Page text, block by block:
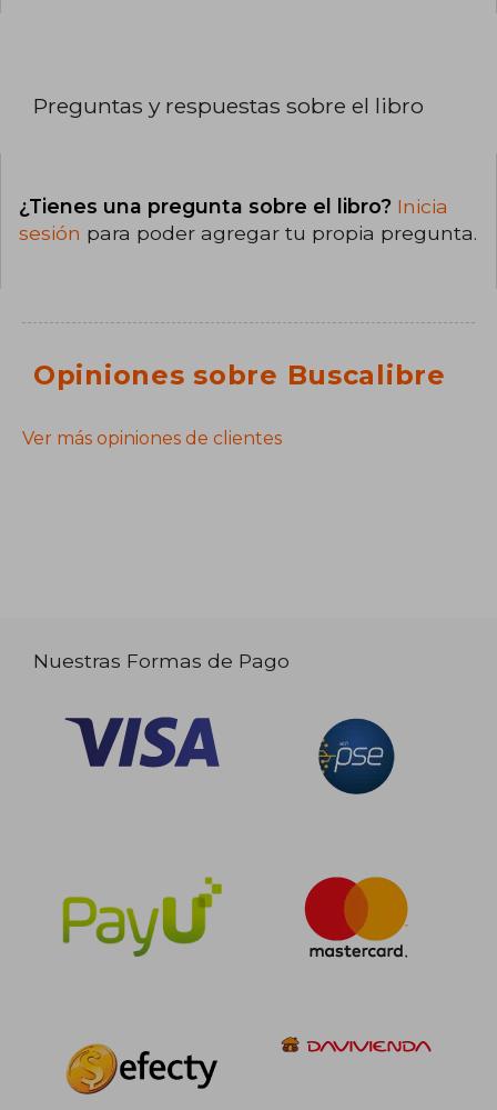
Preguntas y respuestas sobre el libro
¿Tienes una pregunta sobre el libro? Inicia
sesión para poder agregar tu propia pregunta.
Opiniones sobre Buscalibre
Ver más opiniones de clientes
Nuestras Formas de Pago